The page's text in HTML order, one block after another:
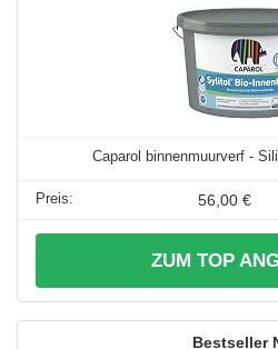
Caparol binnenmuurverf -
56,00 €
ZUM TOP